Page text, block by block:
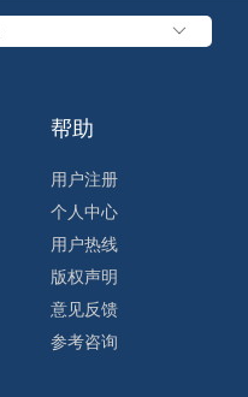
帮助
用户注册
个人中心
用户热线
版权声明
意见反馈
参考咨询